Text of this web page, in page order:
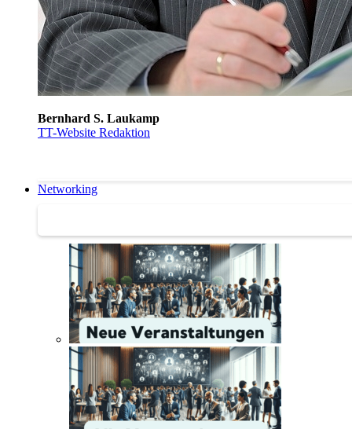
Bernhard S. Laukamp
TT-Website Redaktion
Networking